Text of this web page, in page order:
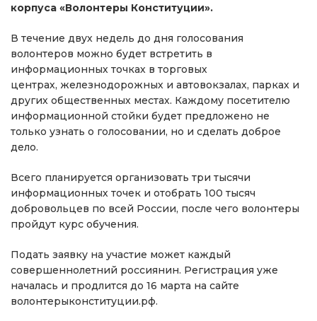
корпуса «Волонтеры Конституции».
В течение двух недель до дня голосования
волонтеров можно будет встретить в
информационных точках в торговых
центрах, железнодорожных и автовокзалах, парках и
других общественных местах. Каждому посетителю
информационной стойки будет предложено не
только узнать о голосовании, но и сделать доброе
дело.
Всего планируется организовать три тысячи
информационных точек и отобрать 100 тысяч
добровольцев по всей России, после чего волонтеры
пройдут курс обучения.
Подать заявку на участие может каждый
совершеннолетний россиянин. Регистрация уже
началась и продлится до 16 марта на сайте
волонтерыконституции.рф.